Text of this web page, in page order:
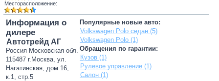
Месторасположение:
Популярные новые авто:
Volkswagen Polo седан (5)
Volkswagen Polo (1)
Обращения по гарантии:
Кузов (1)
Рулевое управление (1)
Салон (1)
Информация о
дилере
Автотрейд АГ
Россия Московская обл.
115487 г.Москва, ул.
Нагатинская, дом 16,
к.1, стр.5